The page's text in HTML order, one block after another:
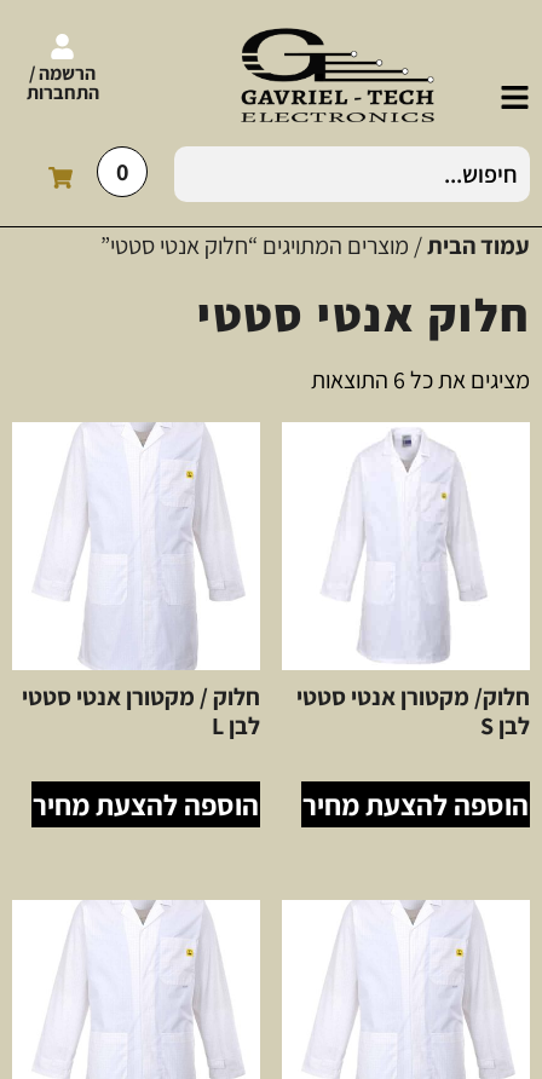
הרשמה /
התחברות
0
עמוד הבית/ מוצרים המתויגים “חלוק אנטי סטטי”
חלוק אנטי סטטי
מציגים את כל ⁦6⁩ התוצאות
חלוק/ מקטורן אנטי סטטי
לבן S
הוספה להצעת מחיר
חלוק / מקטורן אנטי סטטי
לבן L
הוספה להצעת מחיר